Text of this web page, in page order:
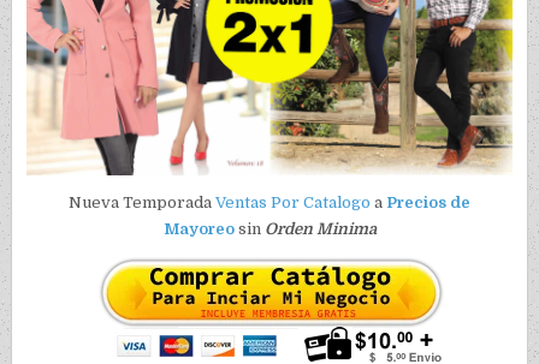
Nueva Temporada Ventas Por Catalogo a Precios de
Mayoreosin Orden Minima